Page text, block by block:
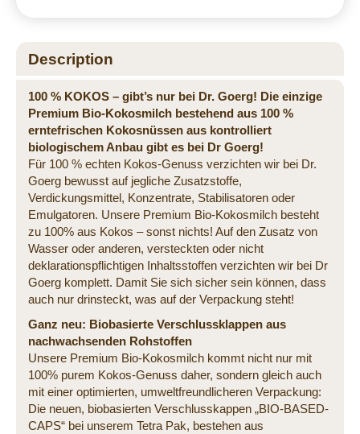
Description
100 % KOKOS – gibt’s nur bei Dr. Goerg! Die einzige
Premium Bio-Kokosmilch bestehend aus 100 %
erntefrischen Kokosnüssen aus kontrolliert
biologischem Anbau gibt es bei Dr Goerg!
Für 100 % echten Kokos-Genuss verzichten wir bei Dr.
Goerg bewusst auf jegliche Zusatzstoffe,
Verdickungsmittel, Konzentrate, Stabilisatoren oder
Emulgatoren. Unsere Premium Bio-Kokosmilch besteht
zu 100% aus Kokos – sonst nichts! Auf den Zusatz von
Wasser oder anderen, versteckten oder nicht
deklarationspflichtigen Inhaltsstoffen verzichten wir bei Dr
Goerg komplett. Damit Sie sich sicher sein können, dass
auch nur drinsteckt, was auf der Verpackung steht!
Ganz neu: Biobasierte Verschlussklappen aus
nachwachsenden Rohstoffen
Unsere Premium Bio-Kokosmilch kommt nicht nur mit
100% purem Kokos-Genuss daher, sondern gleich auch
mit einer optimierten, umweltfreundlicheren Verpackung:
Die neuen, biobasierten Verschlusskappen „BIO-BASED-
CAPS“ bei unserem Tetra Pak, bestehen aus